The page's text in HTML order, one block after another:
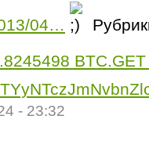
04…
- 23:32